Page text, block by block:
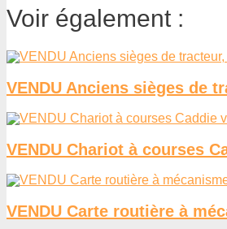
Voir également :
VENDU Anciens sièges de
VENDU Chariot à courses
VENDU Carte routière à